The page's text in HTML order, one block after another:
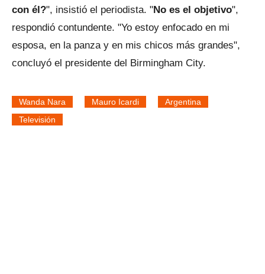
con él?", insistió el periodista. "No es el objetivo",
respondió contundente. "Yo estoy enfocado en mi
esposa, en la panza y en mis chicos más grandes",
concluyó el presidente del Birmingham City.
Wanda Nara Mauro Icardi
Argentina
Televisión